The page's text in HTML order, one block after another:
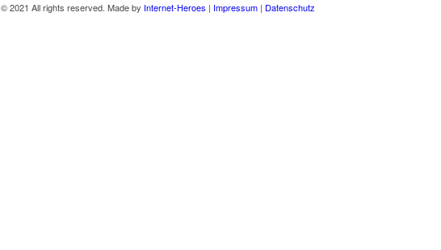
© 2021 All rights reserved. Made by Internet-Heroes | Impressum | Datenschutz